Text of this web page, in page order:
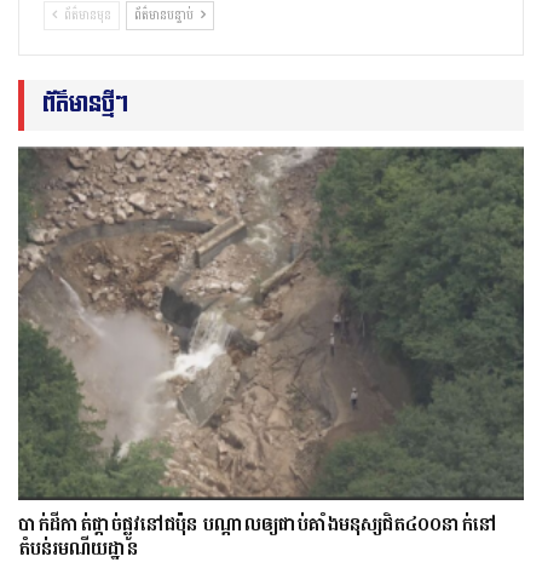
ព័ត៌មានមុន ព័ត៌មានបន្ទាប់
ព័ត៌មានថ្មីៗ
​បាក់​ដី​កាត់ផ្តាច់ផ្លូវ​​នៅជប៉ុន បណ្តាល​ឲ្យ​ជាប់​គាំង​​​មនុស្ស​ជិត​៤០០នាក់​នៅ
តំបន់រមណីយដ្ឋាន​